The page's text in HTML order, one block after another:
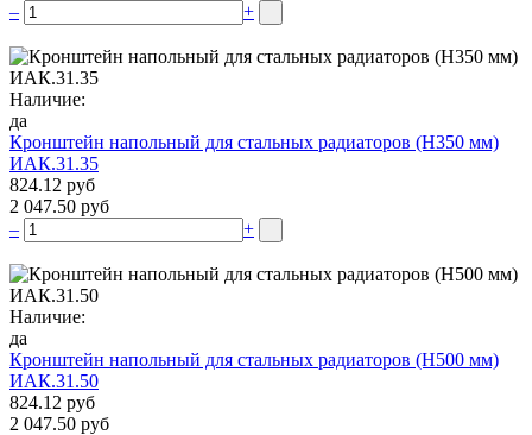
–
+
Наличие:
да
Кронштейн напольный для стальных радиаторов (Н350 мм)
ИАК.31.35
824.12 руб
2 047.50 руб
–
+
Наличие:
да
Кронштейн напольный для стальных радиаторов (Н500 мм)
ИАК.31.50
824.12 руб
2 047.50 руб